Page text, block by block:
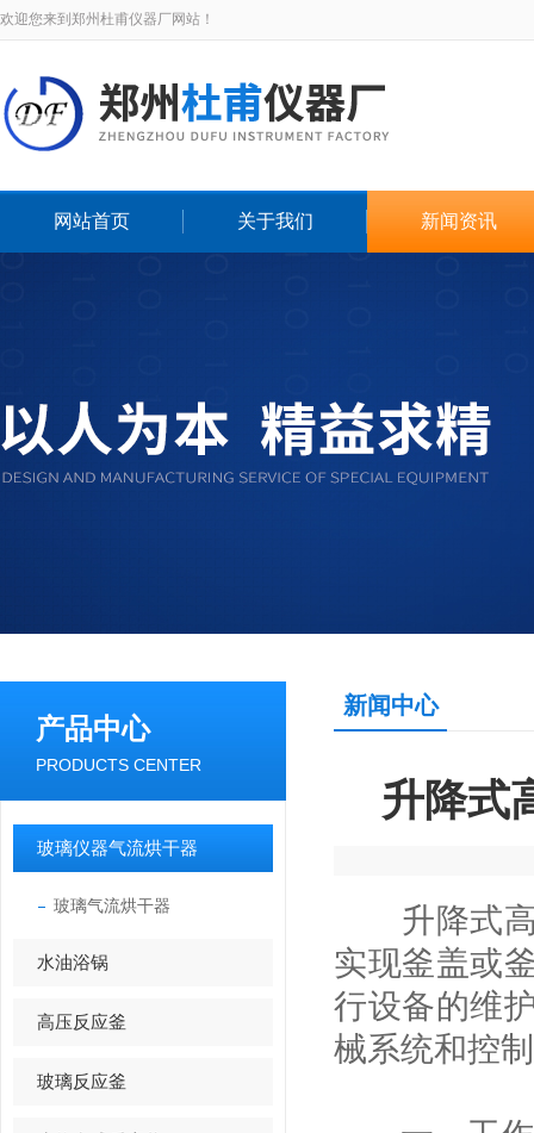
欢迎您来到郑州杜甫仪器厂网站！
网站首页 关于我们 新闻资讯
产品中心
PRODUCTS CENTER
玻璃仪器气流烘干器
玻璃气流烘干器
水油浴锅
高压反应釜
玻璃反应釜
新闻中心
升降式
升降式高
实现釜盖或
行设备的维
械系统和控